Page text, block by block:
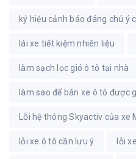
ký hiệu cảnh báo đáng chú ý
lái xe tiết kiệm nhiên liệu
làm sạch lọc gió ô tô tại nhà
làm sao để bán xe ô tô được
Lỗi hệ thóng Skyactiv của xe
lỗi xe ô tô cần lưu ý lỗi